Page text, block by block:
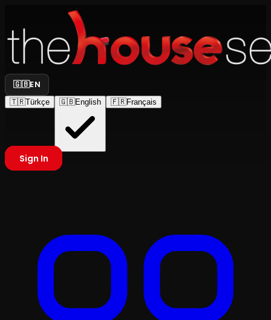
🇬🇧EN
🇹🇷Türkçe 🇬🇧English 🇫🇷Français
Sign In